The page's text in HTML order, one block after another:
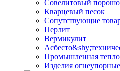
Совелитовый
Кварцевый песок
Сопутствующие
Перлит
Вермикулит
Промышленная
Изделия